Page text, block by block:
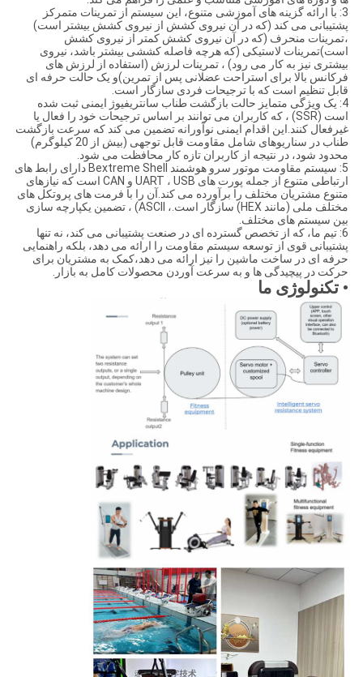
3: با ارائه گزینه های آموزشی متنوع، این سیستم از تمرینات متمرکز
پشتیبانی می کند (که در آن نیروی کشش از نیروی کشش بیشتر است)
،تمرینات منحرف (که در آن نیروی کشش کمتر از نیروی کشش
است)تمرینات لاستیکی (که هرچه فاصله کششی بیشتر باشد، نیروی
بیشتری نیز به کار می رود) ، تمرینات لرزش (استفاده از لرزش های
فرکانس بالا برای استراحت عضلانی پس از تمرین)و یک حالت حرفه ای
قابل تنظیم است که با ترجیحات فردی سازگار است.
4: یک ویژگی متمایز حالت بازگشت طناب سانتریفیوژ ایمنی ثبت شده
است (SSR) ، که کاربران می توانند بر اساس ترجیحات خود را فعال یا
غیرفعال کنند.این اقدام ایمنی نوآورانه تضمین می کند که سرعت بازگشت
طناب در سناریوهای شامل مقاومت قابل توجهی (بیش از 20 کیلوگرم)
محدود شود، در نتیجه از کاربران تازه کار محافظت می شود.
5: سیستم مقاومت موتور سرو هوشمند Bextreme Shell دارای رابط های
ارتباطی متنوع از جمله پورت های UART ، USB و CAN است که نیازهای
متنوع مشتریان مختلف را برآورده می کند.آن را با فرمت های پروتکل های
مختلف ملی (مانند HEX) سازگار است.، ASCII) ، تضمین یکپارچه سازی
بین سیستم های مختلف.
6: تیم ما، که از تخصص گسترده ای در صنعت پشتیبانی می کند، نه تنها
پشتیبانی قوی از توسعه سیستم مقاومت را ارائه می دهد، بلکه راهنمایی
حرفه ای در ساخت ماشین را نیز ارائه می دهد،کمک به مشتریان برای
حرکت در پیچیدگی ها و به سرعت آوردن محصولات کامل به بازار.
• تکنولوژی ما